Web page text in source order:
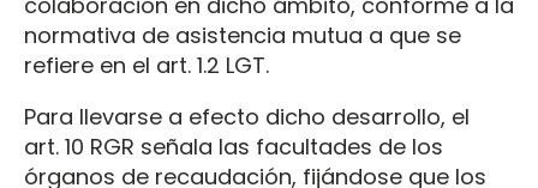
normativa de asistencia mutua a que se
refiere en el art. 1.2 LGT.
Para llevarse a efecto dicho desarrollo, el
art. 10 RGR señala las facultades de los
órganos de recaudación, fijándose que los